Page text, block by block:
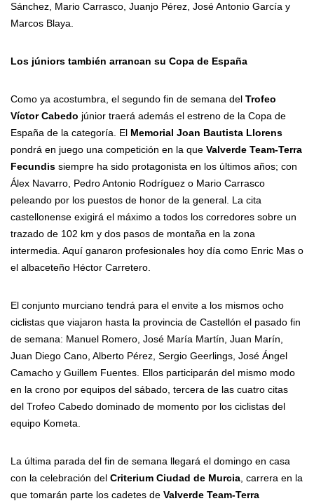
Sánchez, Mario Carrasco, Juanjo Pérez, José Antonio García y
Marcos Blaya.
Los júniors también arrancan su Copa de España
Como ya acostumbra, el segundo fin de semana del Trofeo
Víctor Cabedo júnior traerá además el estreno de la Copa de
España de la categoría. El Memorial Joan Bautista Llorens
pondrá en juego una competición en la que Valverde Team-Terra
Fecundis siempre ha sido protagonista en los últimos años; con
Álex Navarro, Pedro Antonio Rodríguez o Mario Carrasco
peleando por los puestos de honor de la general. La cita
castellonense exigirá el máximo a todos los corredores sobre un
trazado de 102 km y dos pasos de montaña en la zona
intermedia. Aquí ganaron profesionales hoy día como Enric Mas o
el albaceteño Héctor Carretero.
El conjunto murciano tendrá para el envite a los mismos ocho
ciclistas que viajaron hasta la provincia de Castellón el pasado fin
de semana: Manuel Romero, José María Martín, Juan Marín,
Juan Diego Cano, Alberto Pérez, Sergio Geerlings, José Ángel
Camacho y Guillem Fuentes. Ellos participarán del mismo modo
en la crono por equipos del sábado, tercera de las cuatro citas
del Trofeo Cabedo dominado de momento por los ciclistas del
equipo Kometa.
La última parada del fin de semana llegará el domingo en casa
con la celebración del Criterium Ciudad de Murcia , carrera en la
que tomarán parte los cadetes de Valverde Team-Terra